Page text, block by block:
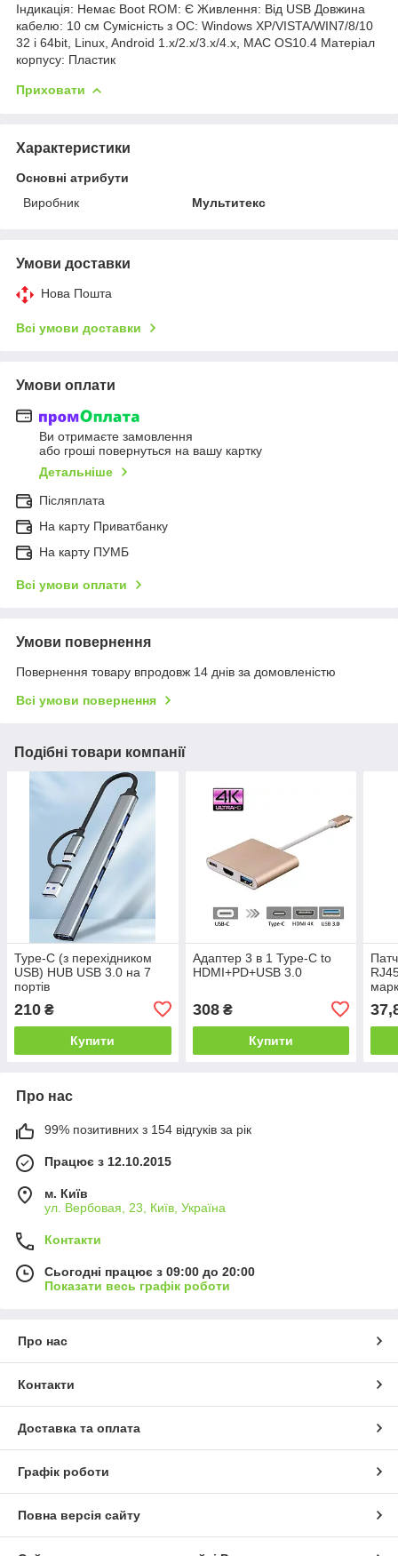
Індикація: Немає Boot ROM: Є Живлення: Від USB Довжина
кабелю: 10 см Сумісність з ОС: Windows XP/VISTA/WIN7/8/10
32 і 64bit, Linux, Android 1.x/2.x/3.x/4.x, MAC OS10.4 Матеріал
корпусу: Пластик
Приховати
Характеристики
Основні атрибути
Виробник
Мультитекс
Умови доставки
Нова Пошта
Всі умови доставки
Умови оплати
Ви отримаєте замовлення
або гроші повернуться на вашу картку
Детальніше
Післяплата
На карту Приватбанку
На карту ПУМБ
Всі умови оплати
Умови повернення
Повернення товару впродовж 14 днів за домовленістю
Всі умови повернення
Подібні товари компанії
Type-C (з перехідником
USB) HUB USB 3.0 на 7
портів
210 ₴
Купити
Адаптер 3 в 1 Type-C to
HDMI+PD+USB 3.0
308₴
Купити
Про нас
99% позитивних з 154 відгуків за рік
Працює з 12.10.2015
м. Київ
ул. Вербовая, 23, Київ, Україна
Контакти
Сьогодні працює з 09:00 до 20:00
Показати весь графік роботи
Про нас
Контакти
Доставка та оплата
Графік роботи
Повна версія сайту